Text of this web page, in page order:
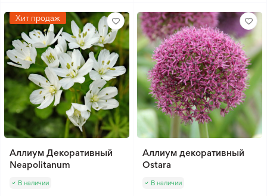
Хит продаж
Аллиум Декоративный
Neapolitanum
В наличии
Аллиум декоративный
Ostara
В наличии